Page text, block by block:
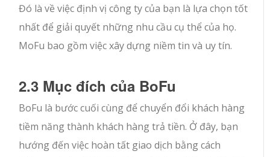
Đó là về việc định vị công ty của bạn là lựa chọn tốt
nhất để giải quyết những nhu cầu cụ thể của họ.
MoFu bao gồm việc xây dựng niềm tin và uy tín.
2.3 Mục đích của BoFu
BoFu là bước cuối cùng để chuyển đổi khách hàng
tiềm năng thành khách hàng trả tiền. Ở đây, bạn
hướng đến việc hoàn tất giao dịch bằng cách